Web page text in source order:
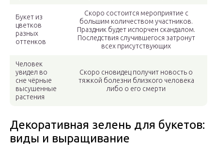
Букет из
цветков
разных
оттенков
Скоро состоится мероприятие с
большим количеством участников.
Праздник будет испорчен скандалом.
Последствия случившегося затронут
всех присутствующих
Человек
увидел во
сне чёрные
высушенные
растения
Скоро сновидец получит новость о
тяжкой болезни близкого человека
либо о его смерти
Декоративная зелень для букетов:
виды и выращивание